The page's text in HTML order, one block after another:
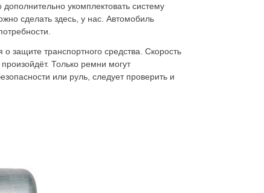
укомплектовать систему
сделать здесь, у нас. Автомобиль
защите транспортного средства. Скорость
Только ремни могут
или руль, следует проверить и